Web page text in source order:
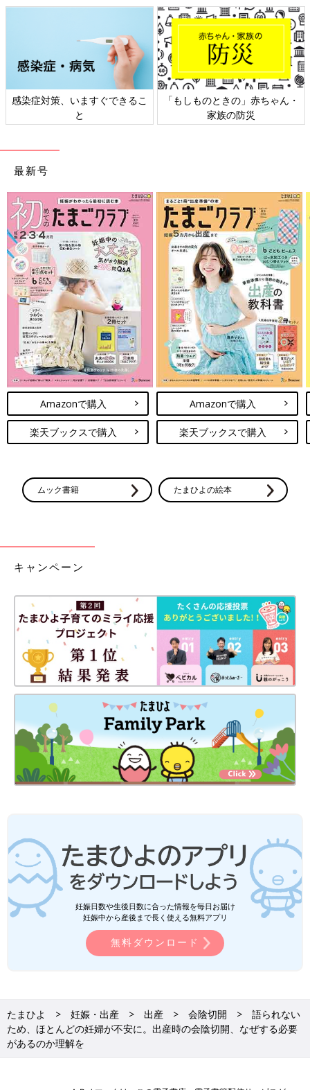
感染症対策、いますぐできるこ
と
「もしものときの」赤ちゃん・
家族の防災
最新号
Amazonで購入
楽天ブックスで購入
Amazonで購入
楽天ブックスで購入
ムック書籍 たまひよの絵本
キャンペーン
妊娠日数や生後日数に合った情報を毎日お届け
妊娠中から産後まで長く使える無料アプリ
無料ダウンロード
たまひよ 妊娠・出産 出産 会陰切開
語られない
ため、ほとんどの妊婦が不安に。出産時の会陰切開、なぜする必要
があるのか理解を